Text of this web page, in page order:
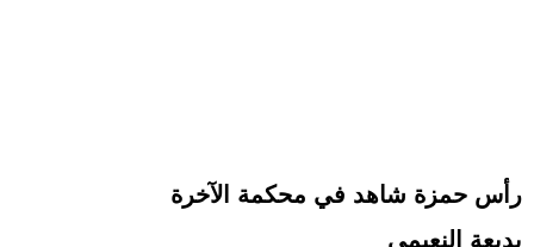
رأس حمزة شاهد في محكمة الآخرة
بديعة النعيمي